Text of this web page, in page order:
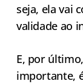
seja, ela vai
validade ao
E, por
importante,